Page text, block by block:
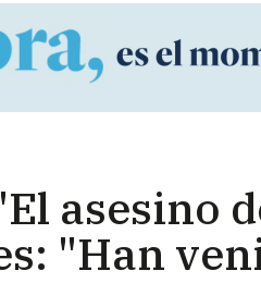
asesino
"Han